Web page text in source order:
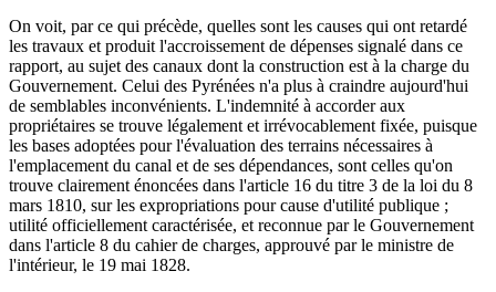
On voit, par ce qui précède, quelles sont les causes qui ont retardé
les travaux et produit l'accroissement de dépenses signalé dans ce
rapport, au sujet des canaux dont la construction est à la charge du
Gouvernement. Celui des Pyrénées n'a plus à craindre aujourd'hui
de semblables inconvénients. L'indemnité à accorder aux
propriétaires se trouve légalement et irrévocablement fixée, puisque
les bases adoptées pour l'évaluation des terrains nécessaires à
l'emplacement du canal et de ses dépendances, sont celles qu'on
trouve clairement énoncées dans l'article 16 du titre 3 de la loi du 8
mars 1810, sur les expropriations pour cause d'utilité publique ;
utilité officiellement caractérisée, et reconnue par le Gouvernement
dans l'article 8 du cahier de charges, approuvé par le ministre de
l'intérieur, le 19 mai 1828.